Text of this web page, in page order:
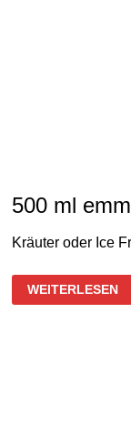
500 ml
Kräuter oder Ice
500
ML
EMMI-
WEITERLESEN